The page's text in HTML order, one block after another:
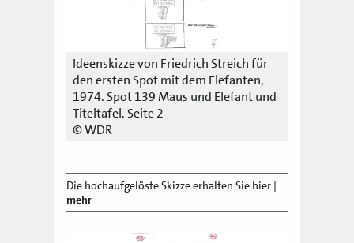
Ideenskizze von Friedrich Streich für
den ersten Spot mit dem Elefanten,
1974. Spot 139 Maus und Elefant und
Titeltafel. Seite 2
© WDR
Die hochaufgelöste Skizze erhalten Sie hier
mehr